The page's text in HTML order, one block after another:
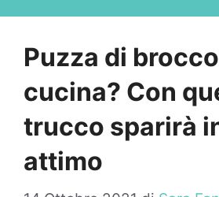
Puzza di
cucina? Con
trucco sparirà
attimo